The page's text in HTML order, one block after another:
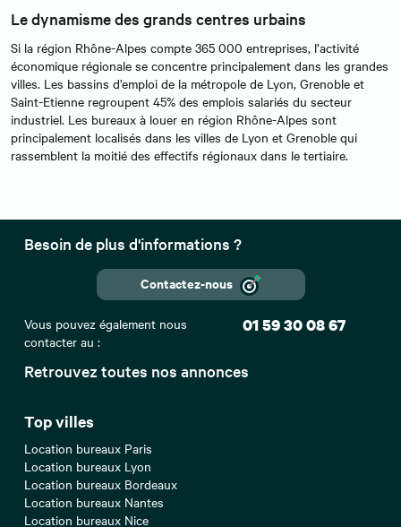
Le dynamisme des grands centres urbains
Si la région Rhône-Alpes compte 365 000 entreprises, l’activité
économique régionale se concentre principalement dans les grandes
villes. Les bassins d’emploi de la métropole de Lyon, Grenoble et
Saint-Etienne regroupent 45% des emplois salariés du secteur
industriel. Les bureaux à louer en région Rhône-Alpes sont
principalement localisés dans les villes de Lyon et Grenoble qui
rassemblent la moitié des effectifs régionaux dans le tertiaire.
Retrouvez toutes nos annonces
Top villes
Location bureaux Paris
Location bureaux Lyon
Location bureaux Bordeaux
Location bureaux Nantes
Location bureaux Nice
Besoin de plus d'informations ?
Contactez-nous
Vous pouvez également nous
contacter au :
01 59 30 08 67